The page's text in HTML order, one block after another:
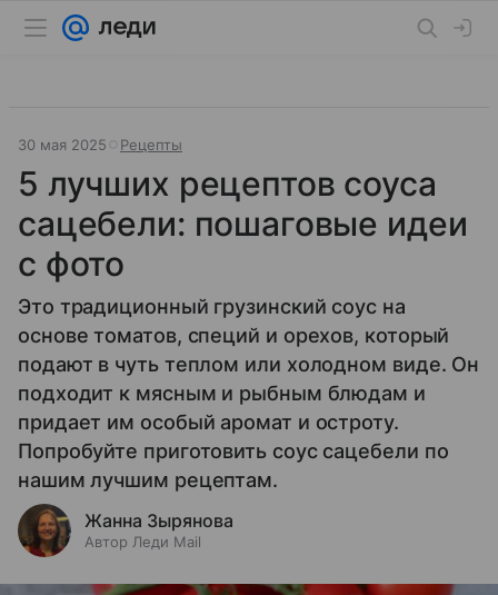
30 мая 2025 Рецепты
5 лучших рецептов соуса
сацебели: пошаговые идеи
с фото
Это традиционный грузинский соус на
основе томатов, специй и орехов, который
подают в чуть теплом или холодном виде. Он
подходит к мясным и рыбным блюдам и
придает им особый аромат и остроту.
Попробуйте приготовить соус сацебели по
нашим лучшим рецептам.
Жанна Зырянова
Автор Леди Mail